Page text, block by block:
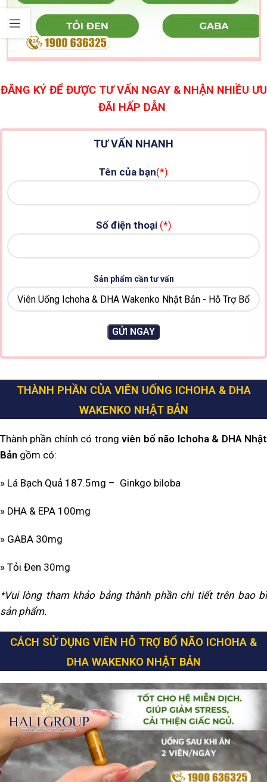
ĐĂNG KÝ ĐỂ ĐƯỢC TƯ VẤN NGAY & NHẬN NHIỀU ƯU
ĐÃI HẤP DẪN
TƯ VẤN NHANH
Tên của bạn(*)
Số điện thoại (*)
Sản phẩm cần tư vấn
THÀNH PHẦN CỦA VIÊN UỐNG ICHOHA & DHA
WAKENKO NHẬT BẢN
Thành phần chính có trongviên bổ não Ichoha & DHA Nhật
Bản gồm có:
» Lá Bạch Quả 187.5mg – Ginkgo biloba
» DHA & EPA 100mg
» GABA 30mg
» Tỏi Đen 30mg
*Vui lòng tham khảo bảng thành phần chi tiết trên bao bì
sản phẩm.
CÁCH SỬ DỤNG VIÊN HỖ TRỢ BỔ NÃO ICHOHA &
DHA WAKENKO NHẬT BẢN